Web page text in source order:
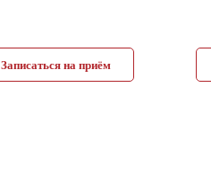
Записаться на приём